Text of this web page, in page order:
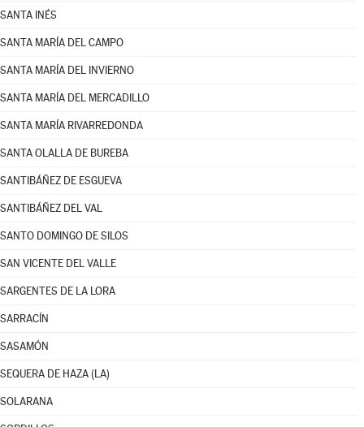
SANTA INÉS
SANTA MARÍA DEL CAMPO
SANTA MARÍA DEL INVIERNO
SANTA MARÍA DEL MERCADILLO
SANTA MARÍA RIVARREDONDA
SANTA OLALLA DE BUREBA
SANTIBÁÑEZ DE ESGUEVA
SANTIBÁÑEZ DEL VAL
SANTO DOMINGO DE SILOS
SAN VICENTE DEL VALLE
SARGENTES DE LA LORA
SARRACÍN
SASAMÓN
SEQUERA DE HAZA (LA)
SOLARANA